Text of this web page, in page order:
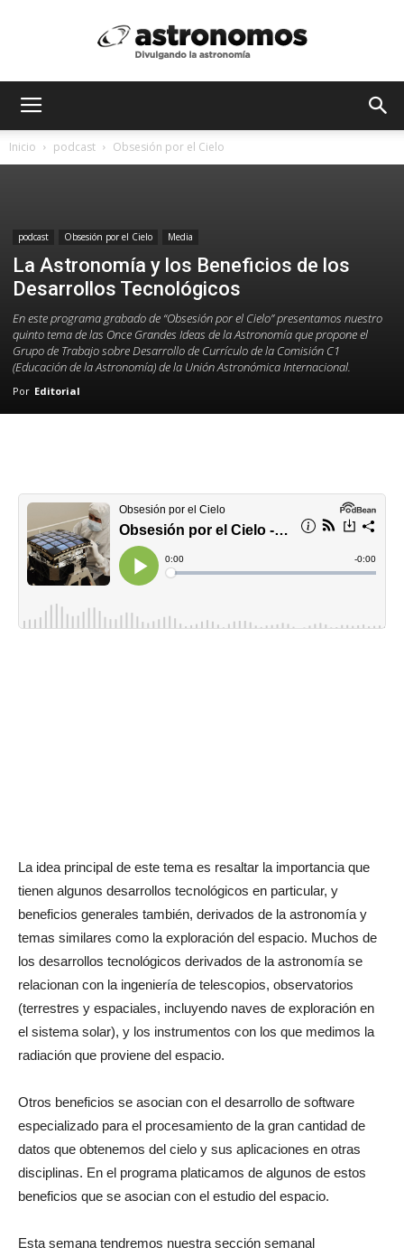
Inicio podcast Obsesión por el Cielo
podcast Obsesión por el Cielo Media
La Astronomía y los Beneficios de los
Desarrollos Tecnológicos
En este programa grabado de “Obsesión por el Cielo” presentamos nuestro
quinto tema de las Once Grandes Ideas de la Astronomía que propone el
Grupo de Trabajo sobre Desarrollo de Currículo de la Comisión C1
(Educación de la Astronomía) de la Unión Astronómica Internacional.
Por Editorial
La idea principal de este tema es resaltar la importancia que
tienen algunos desarrollos tecnológicos en particular, y
beneficios generales también, derivados de la astronomía y
temas similares como la exploración del espacio. Muchos de
los desarrollos tecnológicos derivados de la astronomía se
relacionan con la ingeniería de telescopios, observatorios
(terrestres y espaciales, incluyendo naves de exploración en
el sistema solar), y los instrumentos con los que medimos la
radiación que proviene del espacio.
Otros beneficios se asocian con el desarrollo de software
especializado para el procesamiento de la gran cantidad de
datos que obtenemos del cielo y sus aplicaciones en otras
disciplinas. En el programa platicamos de algunos de estos
beneficios que se asocian con el estudio del espacio.
Esta semana tendremos nuestra sección semanal